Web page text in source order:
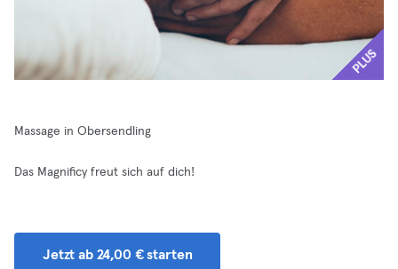
PLUS
Massage in Obersendling
Das Magnificy freut sich auf dich!
Jetzt ab 24,00 € starten